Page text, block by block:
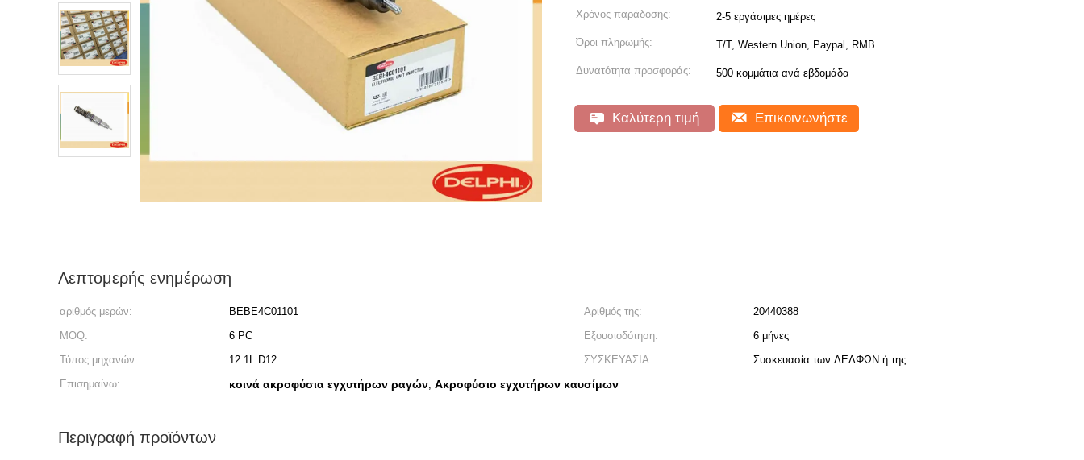
Χρόνος παράδοσης: 2-5 εργάσιμες ημέρες
Όροι πληρωμής: T/T, Western Union, Paypal, RMB
Δυνατότητα προσφοράς: 500 κομμάτια ανά εβδομάδα
Καλύτερη τιμή Επικοινωνήστε
Λεπτομερής ενημέρωση
αριθμός μερών: BEBE4C01101 Αριθμός της:
20440388
MOQ:
6 PC Εξουσιοδότηση:
6 μήνες
Τύπος μηχανών:
12.1L D12 ΣΥΣΚΕΥΑΣΙΑ:
Συσκευασία των ΔΕΛΦΩΝ ή της
Επισημαίνω:
κοινά ακροφύσια εγχυτήρων ραγών, Ακροφύσιο εγχυτήρων καυσίμων
Περιγραφή προϊόντων